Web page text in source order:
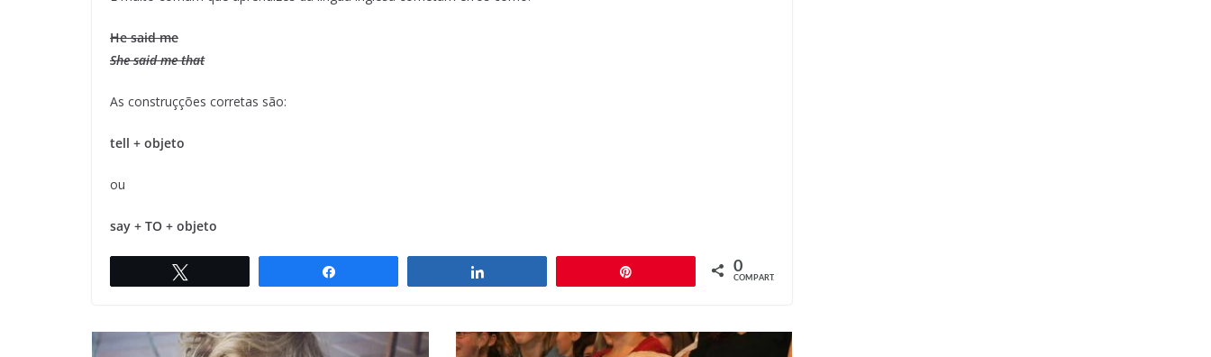
He said me
She said me that
As construçções corretas são:
tell + objeto
ou
say + TO + objeto
0
COMPART.